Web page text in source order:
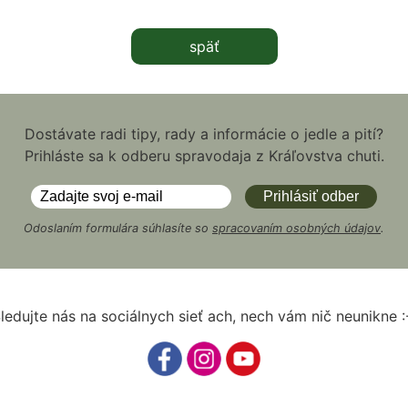
späť
Dostávate radi tipy, rady a informácie o jedle a pití?
Prihláste sa k odberu spravodaja z Kráľovstva chuti.
Odoslaním formulára súhlasíte so spracovaním osobných údajov.
nás na sociálnych sieť ach, nech vám nič neunikne